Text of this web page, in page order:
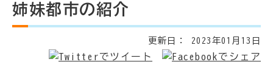
姉妹都市の紹介
更新日： 2023年01月13日